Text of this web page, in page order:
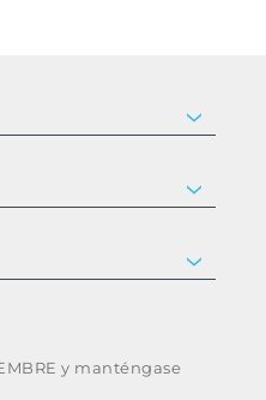
del
y manténgase